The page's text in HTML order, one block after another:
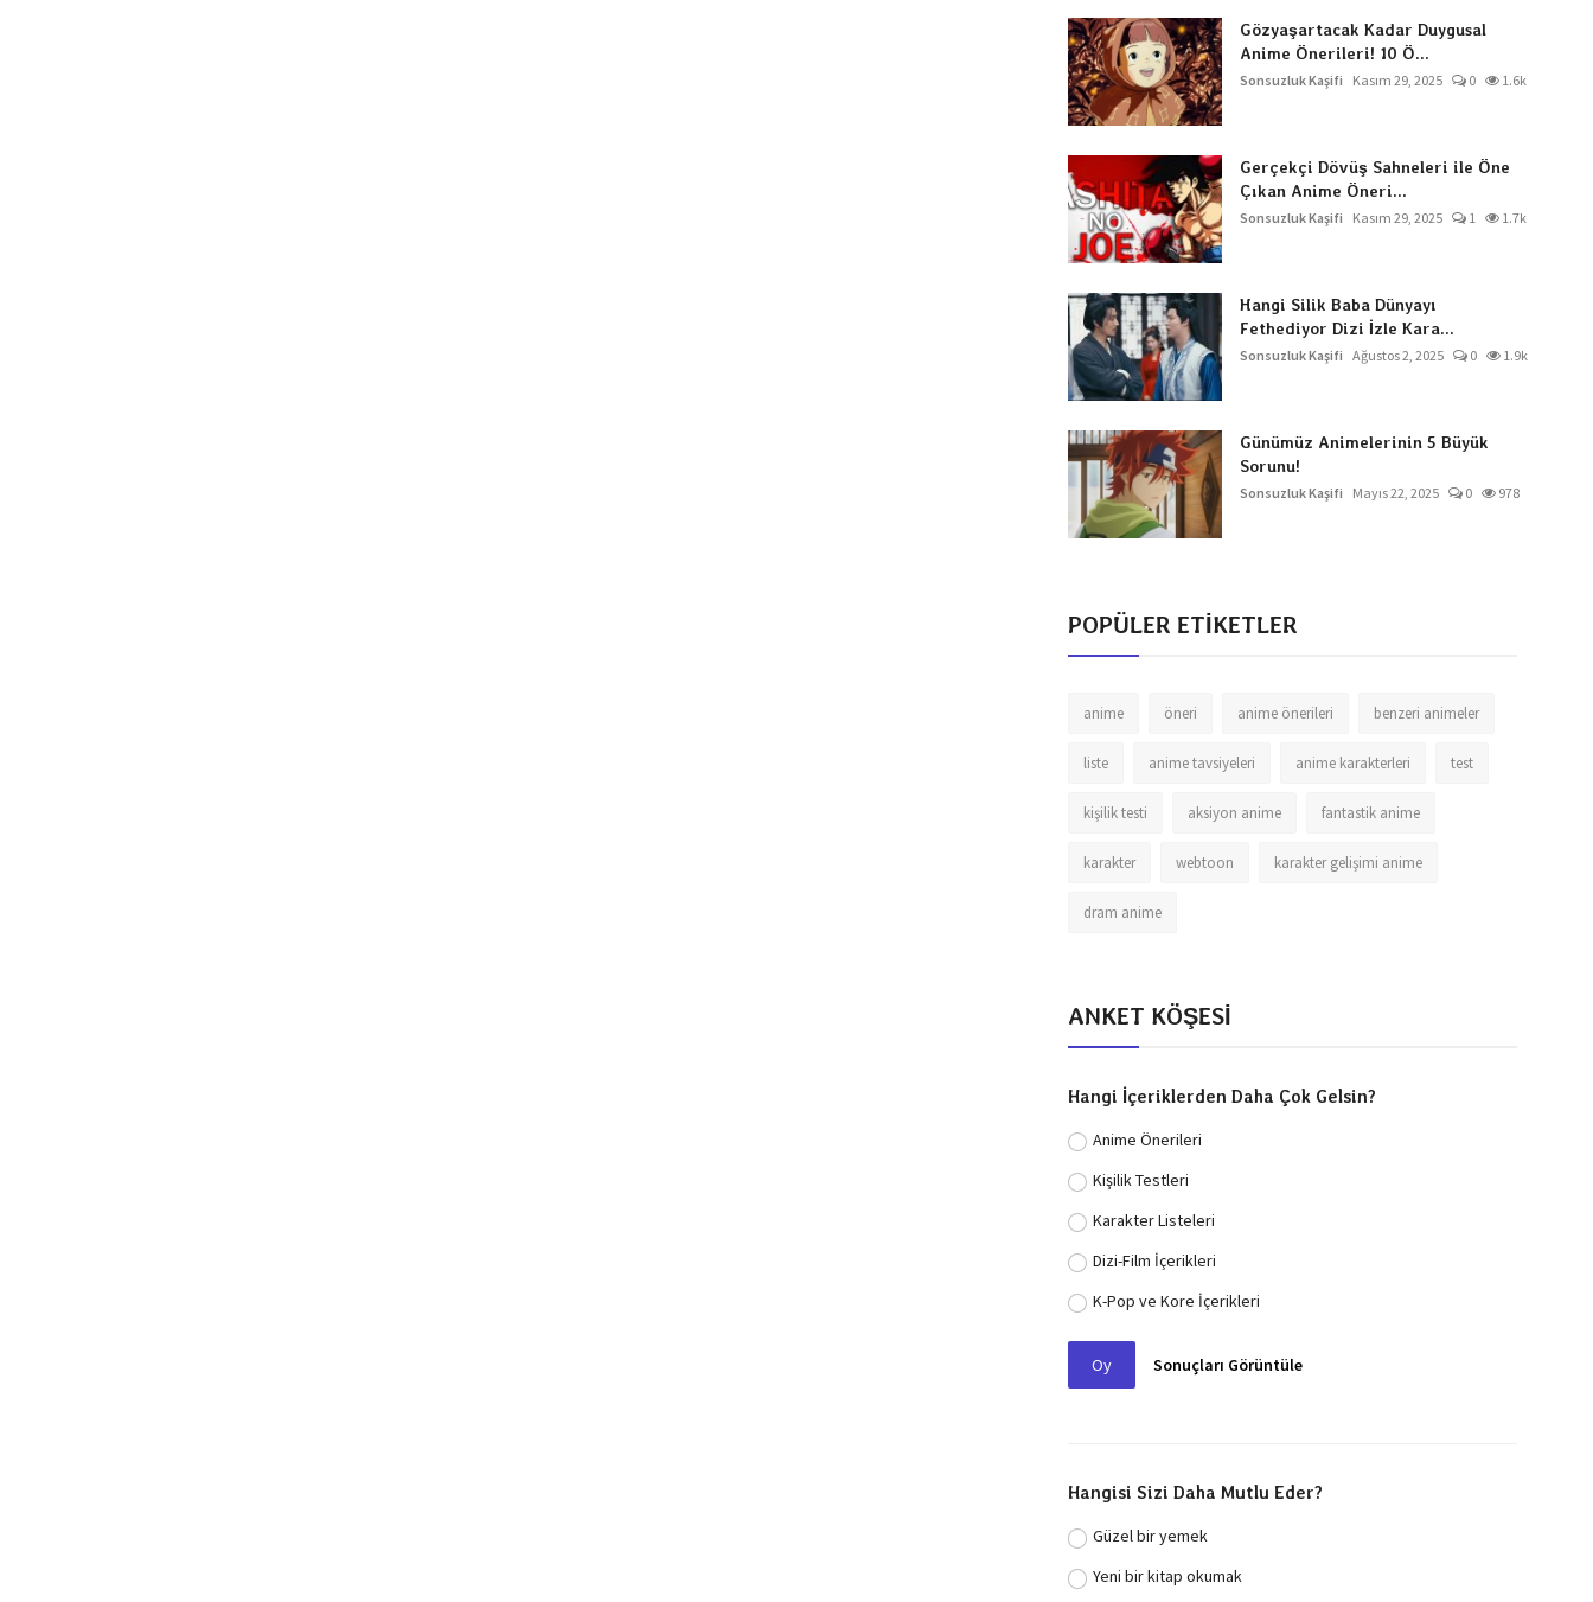
Gözyaşartacak Kadar Duygusal
Anime Önerileri! 10 Ö...
Sonsuzluk Kaşifi Kasım 29, 2025 0 1.6k
Gerçekçi Dövüş Sahneleri ile Öne
Çıkan Anime Öneri...
Sonsuzluk Kaşifi Kasım 29, 2025 1 1.7k
Hangi Silik Baba Dünyayı
Fethediyor Dizi İzle Kara...
Sonsuzluk Kaşifi Ağustos 2, 2025 0 1.9k
Günümüz Animelerinin 5 Büyük
Sorunu!
Sonsuzluk Kaşifi Mayıs 22, 2025 0 978
POPÜLER ETİKETLER
anime öneri anime önerileri benzeri animeler
liste anime tavsiyeleri anime karakterleri test
kişilik testi aksiyon anime fantastik anime
karakter webtoon karakter gelişimi anime
dram anime
ANKET KÖŞESİ
Hangi İçeriklerden Daha Çok Gelsin?
Anime Önerileri
Kişilik Testleri
Karakter Listeleri
Dizi-Film İçerikleri
K-Pop ve Kore İçerikleri
Oy Sonuçları Görüntüle
Hangisi Sizi Daha Mutlu Eder?
Güzel bir yemek
Yeni bir kitap okumak